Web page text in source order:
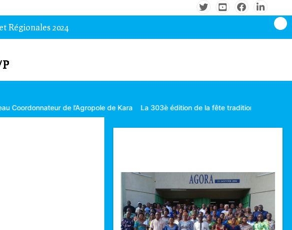
Régionales 2024
de l’Agropole de Kara La 303è édition de la fête traditionnelle Gbagba célébrée